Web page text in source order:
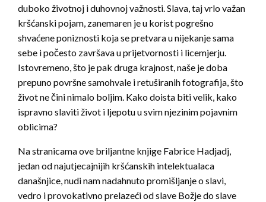
duboko životnoj i duhovnoj važnosti. Slava, taj vrlo važan
kršćanski pojam, zanemaren je u korist pogrešno
shvaćene poniznosti koja se pretvara u nijekanje sama
sebe i počesto završava u prijetvornosti i licemjerju.
Istovremeno, što je pak druga krajnost, naše je doba
prepuno površne samohvale i retuširanih fotografija, što
život ne čini nimalo boljim. Kako doista biti velik, kako
ispravno slaviti život i ljepotu u svim njezinim pojavnim
oblicima?
Na stranicama ove briljantne knjige Fabrice Hadjadj,
jedan od najutjecajnijih kršćanskih intelektualaca
današnjice, nudi nam nadahnuto promišljanje o slavi,
vedro i provokativno prelazeći od slave Božje do slave